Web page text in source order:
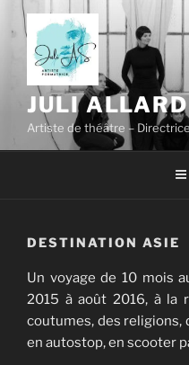
Skip
to
content
JULI
Artiste de théâtre –
DESTINATION ASIE
Un voyage de 10 mois
2015 à août 2016, à la
coutumes, des religions,
en autostop, en scooter